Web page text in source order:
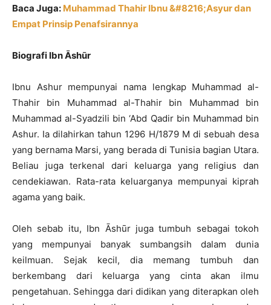
Baca Juga: Muhammad Thahir Ibnu &#8216;Asyur dan
Empat Prinsip Penafsirannya
Biografi Ibn Āshūr
Ibnu Ashur mempunyai nama lengkap Muhammad al-
Thahir bin Muhammad al-Thahir bin Muhammad bin
Muhammad al-Syadzili bin ‘Abd Qadir bin Muhammad bin
Ashur. Ia dilahirkan tahun 1296 H/1879 M di sebuah desa
yang bernama Marsi, yang berada di Tunisia bagian Utara.
Beliau juga terkenal dari keluarga yang religius dan
cendekiawan. Rata-rata keluarganya mempunyai kiprah
agama yang baik.
Oleh sebab itu, Ibn Āshūr juga tumbuh sebagai tokoh
yang mempunyai banyak sumbangsih dalam dunia
keilmuan. Sejak kecil, dia memang tumbuh dan
berkembang dari keluarga yang cinta akan ilmu
pengetahuan. Sehingga dari didikan yang diterapkan oleh